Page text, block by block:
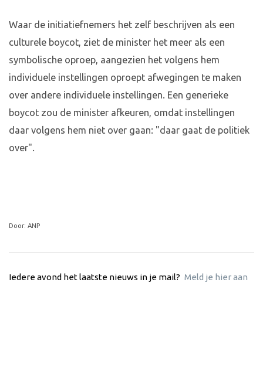
Waar de initiatiefnemers het zelf beschrijven als een
culturele boycot, ziet de minister het meer als een
symbolische oproep, aangezien het volgens hem
individuele instellingen oproept afwegingen te maken
over andere individuele instellingen. Een generieke
boycot zou de minister afkeuren, omdat instellingen
daar volgens hem niet over gaan: "daar gaat de politiek
over".
Door: ANP
Iedere avond het laatste nieuws in je mail? Meld je hier aan